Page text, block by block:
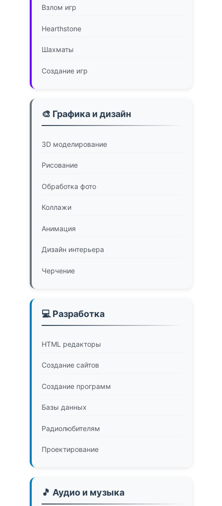
Взлом игр
Hearthstone
Шахматы
Создание игр
🎨 Графика и дизайн
3D моделирование
Рисование
Обработка фото
Коллажи
Анимация
Дизайн интерьера
Черчение
💻 Разработка
HTML редакторы
Создание сайтов
Создание программ
Базы данных
Радиолюбителям
Проектирование
🎵 Аудио и музыка